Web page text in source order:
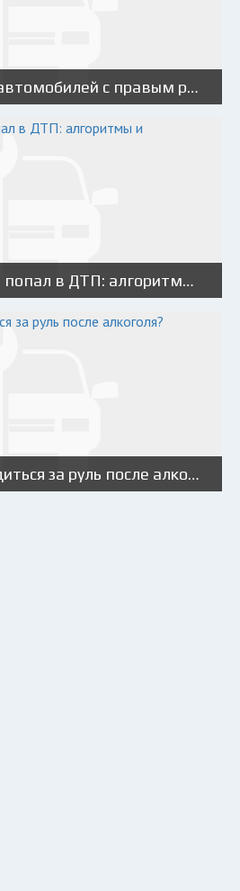
Выкуп японских автомобилей с правым рулем: особенности и порядок действий
Что делать, если попал в ДТП: алгоритмы и рекомендации
Когда можно садиться за руль после алкоголя?